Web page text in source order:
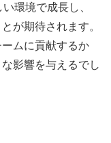
環境で成長し、
が期待されます。
ムに貢献するか
影響を与えるでし